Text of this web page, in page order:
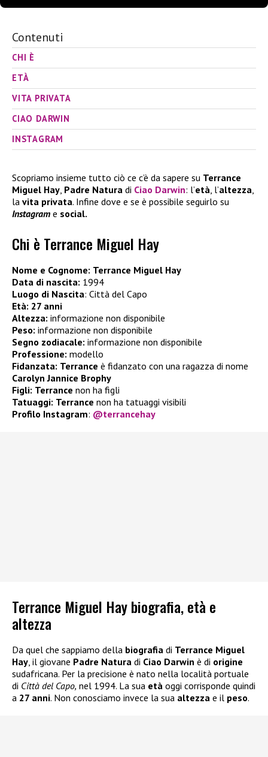
Contenuti
CHI È
ETÀ
VITA PRIVATA
CIAO DARWIN
INSTAGRAM
Scopriamo insieme tutto ciò ce c’è da sapere su Terrance
Miguel Hay, Padre Natura di Ciao Darwin: l’età, l’altezza,
la vita privata. Infine dove e se è possibile seguirlo su
Instagram e social.
Chi è Terrance Miguel Hay
Nome e Cognome: Terrance Miguel Hay
Data di nascita: 1994
Luogo di Nascita: Città del Capo
Età: 27 anni
Altezza: informazione non disponibile
Peso: informazione non disponibile
Segno zodiacale: informazione non disponibile
Professione: modello
Fidanzata: Terrance è fidanzato con una ragazza di nome
Carolyn Jannice Brophy
Figli: Terrance non ha figli
Tatuaggi: Terrance non ha tatuaggi visibili
Profilo Instagram: @terrancehay
Terrance Miguel Hay biografia, età e
altezza
Da quel che sappiamo della biografia di Terrance Miguel
Hay , il giovane Padre Natura di Ciao Darwin è di origine
sudafricana. Per la precisione è nato nella località portuale
di Città del Capo, nel 1994. La sua età oggi corrisponde quindi
a 27 anni. Non conosciamo invece la sua altezza e il peso.